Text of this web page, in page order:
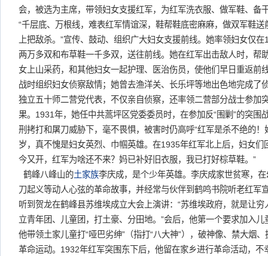
会，被选为主席，带领妇女支援红军，为红军洗衣服、做军鞋、备
“千层底、万根线，难表红军情谊深，鞋帮鞋底密麻麻，做双军鞋
上把敌杀。”宣传、鼓动、组织广大妇女支援前线。她率领妇女仅
两万多双和布草鞋一千多双，送往前线。她在红军出击敌人时，帮
女上山采药，和其他妇女一起护理、医治伤员，使他们早日重返前
战时组织妇女侦察敌情；她曾去渔洋关、长乐坪等地出色地完成了
独立五十师二营党代表，不仅亲自侦察，还率领二营部分战士参加
果。1931年，她任中共蒿坪区党委委员时，在参加反“围剿”的突围
刑拷打和屠刀威胁下，毫不畏惧，被害时仍高呼“红军是杀不绝的
岁，真不愧是妇女英烈、巾帼英雄。在1935年红军北上后，妇女们
今又开，红军为啥还不来？妈已补好旧衣服，我已打好棕草鞋。”
鹤峰八峰山的土家族李庆成，是个少年英雄。李庆成家世贫寒，
刀起义等动人心弦的革命故事，并经常与伙伴到鹤鸣书院听老红军
听到贺龙在鹤峰县苏维埃成立大会上演讲：“苏维埃政府，就是让
立青年团、儿童团，打土豪、分田地。”会后，他第一个要求加入
他带领土家儿童打“哑巴劣绅”（指打“八大神”），破神像、禁大烟
革命运动。1932年红军突围东下后，他留在家乡进行革命活动，不